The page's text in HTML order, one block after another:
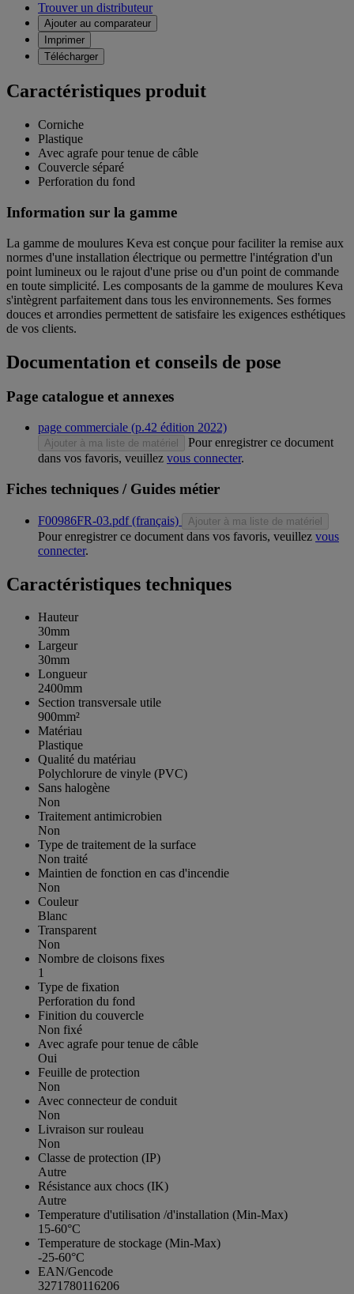
Trouver un distributeur
Ajouter au comparateur
Imprimer
Télécharger
Caractéristiques produit
Corniche
Plastique
Avec agrafe pour tenue de câble
Couvercle séparé
Perforation du fond
Information sur la gamme
La gamme de moulures Keva est conçue pour faciliter la remise aux
normes d'une installation électrique ou permettre l'intégration d'un
point lumineux ou le rajout d'une prise ou d'un point de commande
en toute simplicité. Les composants de la gamme de moulures Keva
s'intègrent parfaitement dans tous les environnements. Ses formes
douces et arrondies permettent de satisfaire les exigences esthétiques
de vos clients.
Documentation et conseils de pose
Page catalogue et annexes
page commerciale (p.42 édition 2022)
Ajouter à ma liste de matériel
Pour enregistrer ce document
dans vos favoris, veuillez vous connecter.
Fiches techniques / Guides métier
F00986FR-03.pdf (français) Ajouter à ma liste de matériel
Pour enregistrer ce document dans vos favoris, veuillez vous
connecter.
Caractéristiques techniques
Hauteur
30mm
Largeur
30mm
Longueur
2400mm
Section transversale utile
900mm²
Matériau
Plastique
Qualité du matériau
Polychlorure de vinyle (PVC)
Sans halogène
Non
Traitement antimicrobien
Non
Type de traitement de la surface
Non traité
Maintien de fonction en cas d'incendie
Non
Couleur
Blanc
Transparent
Non
Nombre de cloisons fixes
1
Type de fixation
Perforation du fond
Finition du couvercle
Non fixé
Avec agrafe pour tenue de câble
Oui
Feuille de protection
Non
Avec connecteur de conduit
Non
Livraison sur rouleau
Non
Classe de protection (IP)
Autre
Résistance aux chocs (IK)
Autre
Temperature d'utilisation /d'installation (Min-Max)
15-60°C
Temperature de stockage (Min-Max)
-25-60°C
EAN/Gencode
3271780116206